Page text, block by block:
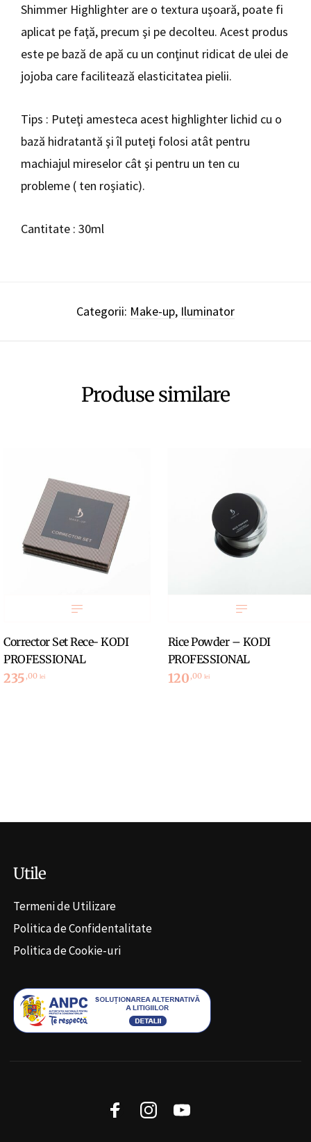
Shimmer Highlighter are o textura uşoară, poate fi
aplicat pe faţă, precum şi pe decolteu. Acest produs
este pe bază de apă cu un conţinut ridicat de ulei de
jojoba care facilitează elasticitatea pielii.
Tips : Puteţi amesteca acest highlighter lichid cu o
bază hidratantă şi îl puteţi folosi atât pentru
machiajul mireselor cât şi pentru un ten cu
probleme ( ten roşiatic).
Cantitate : 30ml
Categorii: Make-up, Iluminator
Produse similare
Set Rece- KODI
,00lei
Rice Powder – KODI
PROFESSIONAL
120,00lei
Utile
Termeni de Utilizare
Politica de Confidentalitate
Politica de Cookie-uri